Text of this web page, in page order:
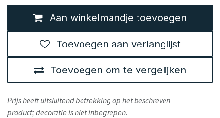
Aan winkelmandje toevoegen
Toevoegen om te vergelijken
Toevoegen aan verlanglijst
Prijs heeft uitsluitend betrekking op het beschreven
product; decoratie is niet inbegrepen.